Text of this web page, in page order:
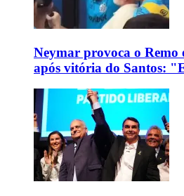
Neymar provoca o Remo
após vitória do Santos: